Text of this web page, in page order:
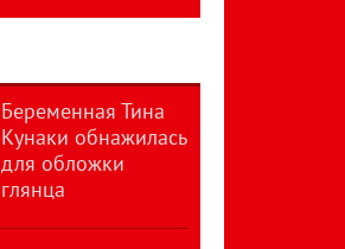
Беременная Тина
Кунаки обнажилась
для обложки
глянца